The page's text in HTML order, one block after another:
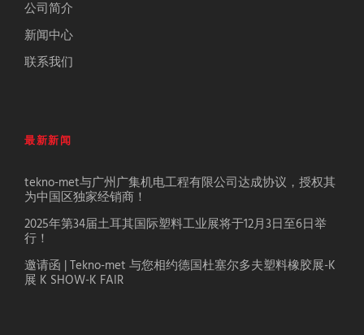
公司简介
新闻中心
联系我们
最新新闻
tekno-met与广州广集机电工程有限公司达成协议，授权其
为中国区独家经销商！
2025年第34届土耳其国际塑料工业展将于12月3日至6日举
行！
邀请函 | Tekno-met 与您相约德国杜塞尔多夫塑料橡胶展-K
展 K SHOW-K FAIR